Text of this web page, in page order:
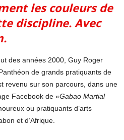
les couleurs de
discipline. Avec
des années 2000, Guy Roger
de grands pratiquants de
revenu sur son parcours, dans une
Facebook de «Gabao Martial
ou pratiquants d’arts
et d’Afrique.